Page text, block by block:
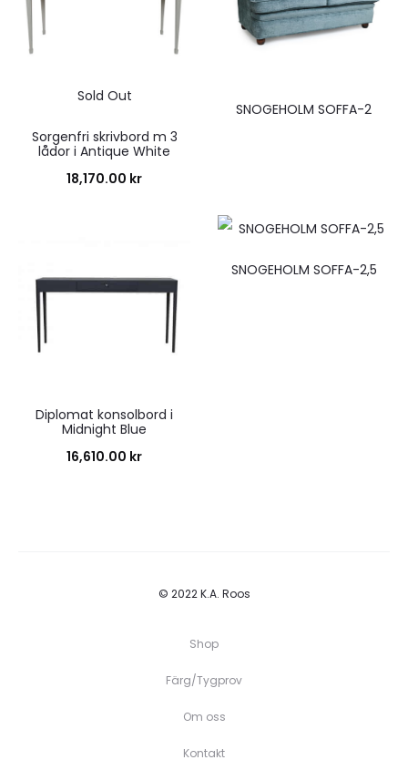
Sold Out
Sorgenfri skrivbord m 3
lådor i Antique White
18,170.00 kr
SNOGEHOLM SOFFA-2
Diplomat konsolbord i
Midnight Blue
16,610.00 kr
SNOGEHOLM SOFFA-2,5
© 2022 K.A. Roos
Shop
Färg/Tygprov
Om oss
Kontakt